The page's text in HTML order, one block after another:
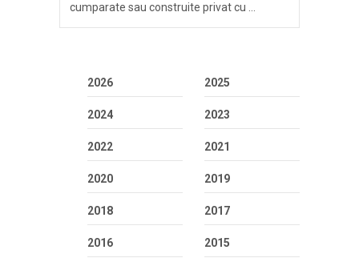
cumparate sau construite privat cu …
2026 2025
2024 2023
2022 2021
2020 2019
2018 2017
2016 2015